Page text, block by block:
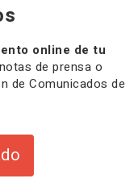
online de tu
de prensa o
de Comunicados de